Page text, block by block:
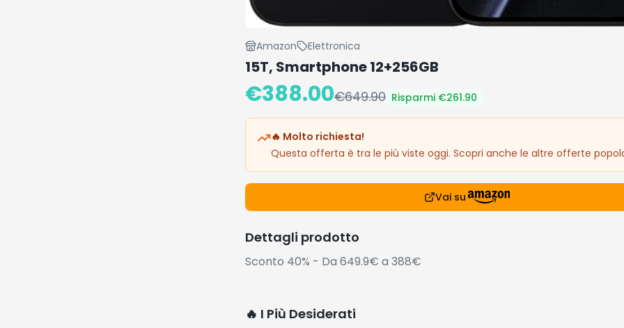
Amazon Elettronica
15T, Smartphone 12+256GB
€388.00€649.90 Risparmi €261.90
🔥 Molto richiesta!
Questa offerta è tra le più viste oggi. Scopri anche le altre offerte
Vai su
Dettagli prodotto
Sconto 40% - Da 649.9€ a 388€
🔥 I Più Desiderati